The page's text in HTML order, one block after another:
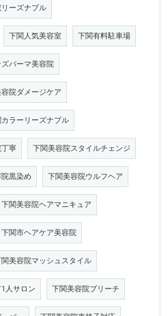
ーズナブル
下関人気美容室 下関有料駐車場
パーマ美容院
院ダメージケア
ラーリーズナブル
寧 下関美容院スタイルチェンジ
黒染め 下関美容院ウルフヘア
下関美容院ヘアマニキュア
下関市ヘアケア美容院
美容院マッシュスタイル
人サロン 下関美容院ブリーチ